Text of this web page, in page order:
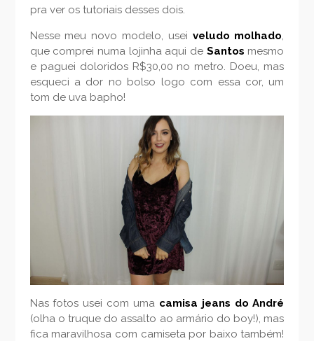
pra ver os tutoriais desses dois.
Nesse meu novo modelo, usei veludo molhado,
que comprei numa lojinha aqui de Santos mesmo
e paguei doloridos R$30,00 no metro. Doeu, mas
esqueci a dor no bolso logo com essa cor, um
tom de uva bapho!
Nas fotos usei com uma camisa jeans do André
(olha o truque do assalto ao armário do boy!), mas
fica maravilhosa com camiseta por baixo também!